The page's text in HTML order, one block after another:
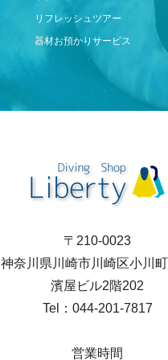
リフレッシュツアー
器材お預かりサービス
〒210-0023
神奈川県川崎市川崎区小川
濱屋ビル2階202
Tel：044-201-7817
営業時間